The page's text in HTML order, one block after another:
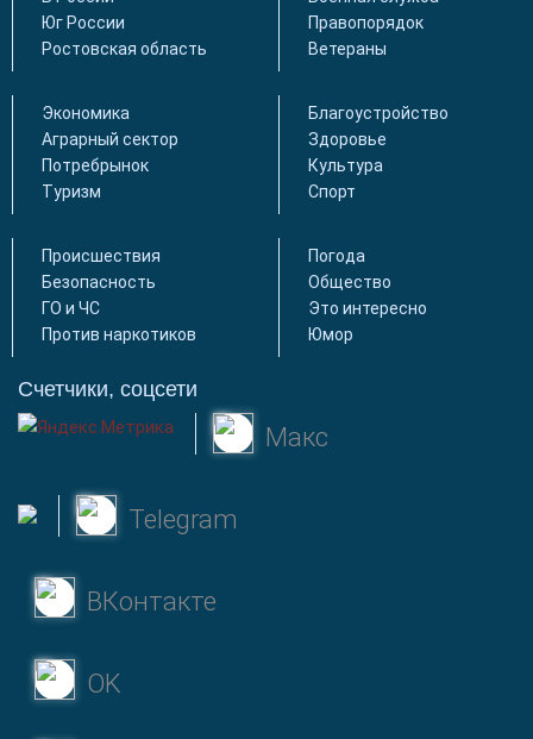
Юг России
Ростовская область
Правопорядок
Ветераны
Экономика
Аграрный сектор
Потребрынок
Туризм
Благоустройство
Здоровье
Культура
Спорт
Происшествия
Безопасность
ГО и ЧС
Против наркотиков
Погода
Общество
Это интересно
Юмор
Счетчики, соцсети
Макс
Telegram
ВКонтакте
OK